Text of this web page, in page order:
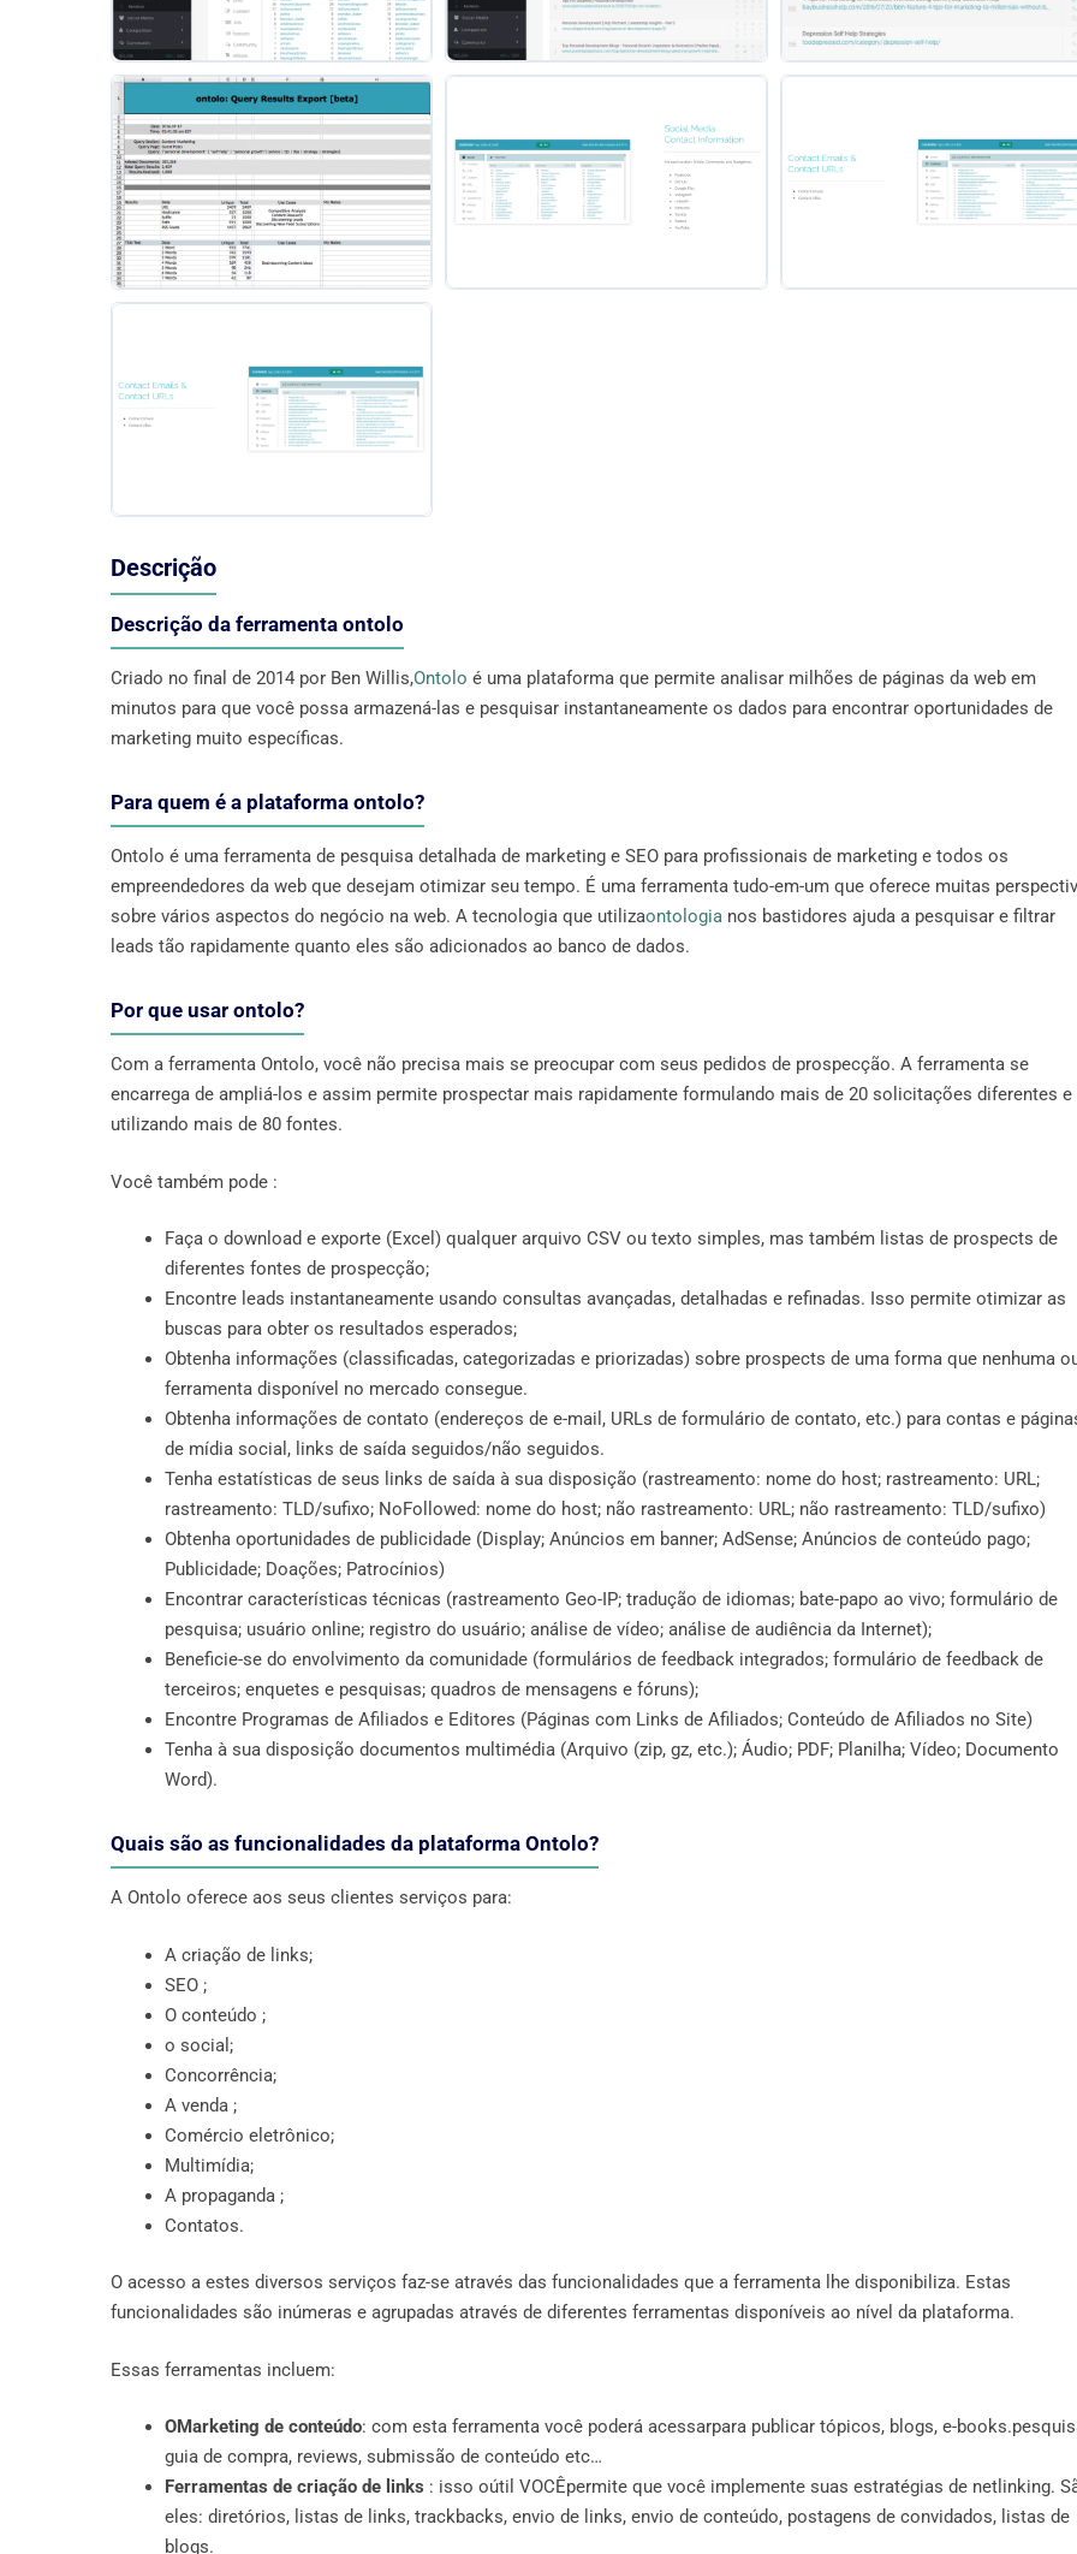
Descrição
Descrição da ferramenta ontolo
Criado no final de 2014 por Ben Willis,Ontolo é uma plataforma que permite analisar milhões de páginas da web em
minutos para que você possa armazená-las e pesquisar instantaneamente os dados para encontrar oportunidades de
marketing muito específicas.
Para quem é a plataforma ontolo?
Ontolo é uma ferramenta de pesquisa detalhada de marketing e SEO para profissionais de marketing e todos os
empreendedores da web que desejam otimizar seu tempo. É uma ferramenta tudo-em-um que oferece muitas
sobre vários aspectos do negócio na web. A tecnologia que utilizaontologia nos bastidores ajuda a pesquisar e filtrar
leads tão rapidamente quanto eles são adicionados ao banco de dados.
Por que usar ontolo?
Com a ferramenta Ontolo, você não precisa mais se preocupar com seus pedidos de prospecção. A ferramenta se
encarrega de ampliá-los e assim permite prospectar mais rapidamente formulando mais de 20 solicitações diferentes e
utilizando mais de 80 fontes.
Você também pode :
Faça o download e exporte (Excel) qualquer arquivo CSV ou texto simples, mas também listas de prospects de
diferentes fontes de prospecção;
Encontre leads instantaneamente usando consultas avançadas, detalhadas e refinadas. Isso permite otimizar as
buscas para obter os resultados esperados;
Obtenha informações (classificadas, categorizadas e priorizadas) sobre prospects de uma forma que nenhuma
ferramenta disponível no mercado consegue.
Obtenha informações de contato (endereços de e-mail, URLs de formulário de contato, etc.) para contas e
de mídia social, links de saída seguidos/não seguidos.
Tenha estatísticas de seus links de saída à sua disposição (rastreamento: nome do host; rastreamento: URL;
rastreamento: TLD/sufixo; NoFollowed: nome do host; não rastreamento: URL; não rastreamento: TLD/sufixo)
Obtenha oportunidades de publicidade (Display; Anúncios em banner; AdSense; Anúncios de conteúdo pago;
Publicidade; Doações; Patrocínios)
Encontrar características técnicas (rastreamento Geo-IP; tradução de idiomas; bate-papo ao vivo; formulário de
pesquisa; usuário online; registro do usuário; análise de vídeo; análise de audiência da Internet);
Beneficie-se do envolvimento da comunidade (formulários de feedback integrados; formulário de feedback de
terceiros; enquetes e pesquisas; quadros de mensagens e fóruns);
Encontre Programas de Afiliados e Editores (Páginas com Links de Afiliados; Conteúdo de Afiliados no Site)
Tenha à sua disposição documentos multimédia (Arquivo (zip, gz, etc.); Áudio; PDF; Planilha; Vídeo; Documento
Word).
Quais são as funcionalidades da plataforma Ontolo?
A Ontolo oferece aos seus clientes serviços para:
A criação de links;
SEO ;
O conteúdo ;
o social;
Concorrência;
A venda ;
Comércio eletrônico;
Multimídia;
A propaganda ;
Contatos.
O acesso a estes diversos serviços faz-se através das funcionalidades que a ferramenta lhe disponibiliza. Estas
funcionalidades são inúmeras e agrupadas através de diferentes ferramentas disponíveis ao nível da plataforma.
Essas ferramentas incluem:
OMarketing de conteúdo: com esta ferramenta você poderá acessarpara publicar tópicos, blogs, e-
guia de compra, reviews, submissão de conteúdo etc…
Ferramentas de criação de links : isso oútil VOCÊpermite que você implemente suas estratégias de netlinking.
eles: diretórios, listas de links, trackbacks, envio de links, envio de conteúdo, postagens de convidados, listas de
blogs.